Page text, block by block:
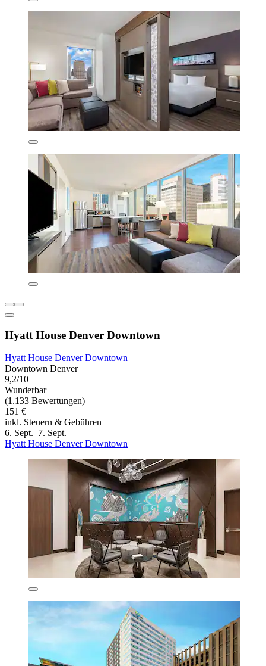
Hyatt House Denver Downtown
Hyatt House Denver Downtown
Downtown Denver
9,2/10
Wunderbar
(1.133 Bewertungen)
151 €
inkl. Steuern & Gebühren
6. Sept.–7. Sept.
Hyatt House Denver Downtown